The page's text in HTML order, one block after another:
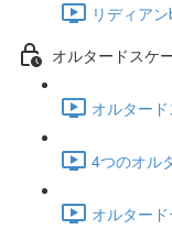
リディア
オルタードスケ
オルター
4つのオル
オルター